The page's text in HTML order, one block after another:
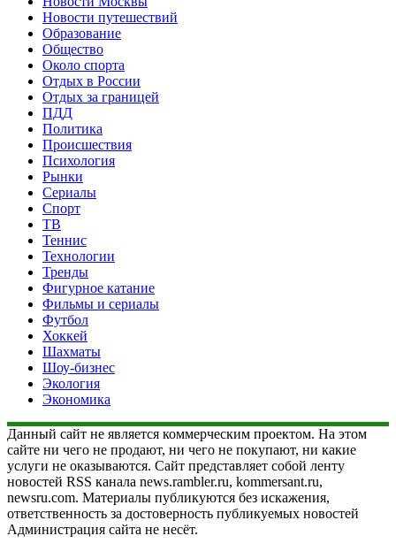
Новости путешествий
Образование
Общество
Около спорта
Отдых в России
Отдых за границей
ПДД
Политика
Происшествия
Психология
Рынки
Сериалы
Спорт
ТВ
Теннис
Технологии
Тренды
Фигурное катание
Фильмы и сериалы
Футбол
Хоккей
Шахматы
Шоу-бизнес
Экология
Экономика
Данный сайт не является коммерческим проектом. На этом
сайте ни чего не продают, ни чего не покупают, ни какие
услуги не оказываются. Сайт представляет собой ленту
новостей RSS канала news.rambler.ru, kommersant.ru,
newsru.com. Материалы публикуются без искажения,
ответственность за достоверность публикуемых новостей
Администрация сайта не несёт.